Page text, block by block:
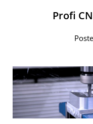
Profi